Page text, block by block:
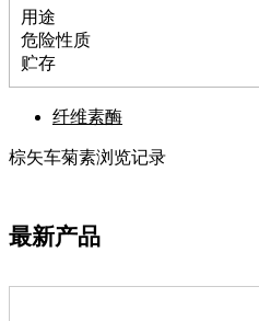
硅烷
酰氯
林
醚
脒
钼
脲
镍
用途
危险性质
贮存
纤维素酶
棕矢车菊素浏览记录
最新产品